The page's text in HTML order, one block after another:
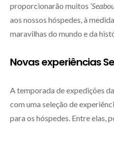
proporcionarão muitos
aos nossos hóspedes, à
maravilhas do mundo e da
Novas experiências
A temporada de expedições da
com uma seleção de
para os hóspedes. Entre elas,